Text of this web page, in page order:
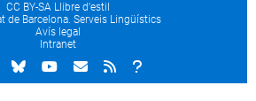
CC BY-SA Llibre d’estil
de Barcelona. Serveis Lingüístics
Avís legal
Intranet